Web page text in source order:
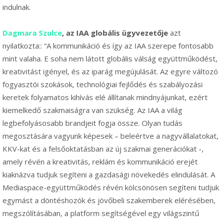
indulnak.
Dagmara Szulce, az IAA globális ügyvezetője azt
nyilatkozta:: “A kommunikáció és így az IAA szerepe fontosabb
mint valaha. E soha nem látott globális válság együttműködést,
kreativitást igényel, és az iparág megújulását. Az egyre változó
fogyasztói szokások, technológiai fejlődés és szabályozási
keretek folyamatos kihívás elé állítanak mindnyájunkat, ezért
kiemelkedő szakmaiságra van szükség. Az IAA a világ
legbefolyásosabb brandjeit fogja össze. Olyan tudás
megosztására vagyunk képesek – beleértve a nagyvállalatokat,
KKV-kat és a felsőoktatásban az új szakmai generációkat -,
amely révén a kreativitás, reklám és kommunikáció erejét
kiaknázva tudjuk segíteni a gazdasági növekedés elindulását. A
Mediaspace-együttműködés révén kölcsönösen segíteni tudjuk
egymást a döntéshozók és jövőbeli szakemberek elérésében,
megszólításában, a platform segítségével egy világszintű